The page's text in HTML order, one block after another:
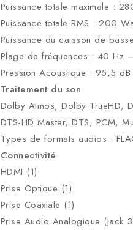
Puissance totale maximale :
Puissance totale RMS : 200
Puissance du caisson de
Plage de fréquences : 40 Hz
Pression Acoustique : 95,5 dB
Traitement du son
Dolby Atmos, Dolby TrueHD,
DTS-HD Master, DTS, PCM,
Types de formats audios :
Connectivité
HDMI (1)
Prise Optique (1)
Prise Coaxiale (1)
Prise Audio Analogique (Jack